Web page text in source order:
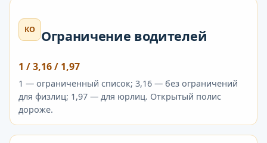
КО Ограничение водителей
1 / 3,16 / 1,97
1 — ограниченный список; 3,16 — без ограничений
для физлиц; 1,97 — для юрлиц. Открытый полис
дороже.